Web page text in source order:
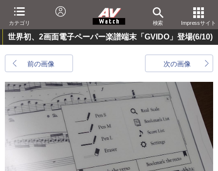
カテゴリ 検索 Impressサイト
世界初、2画面電子ペーパー楽譜端末「GVIDO」登場(6/10)
前の画像 次の画像